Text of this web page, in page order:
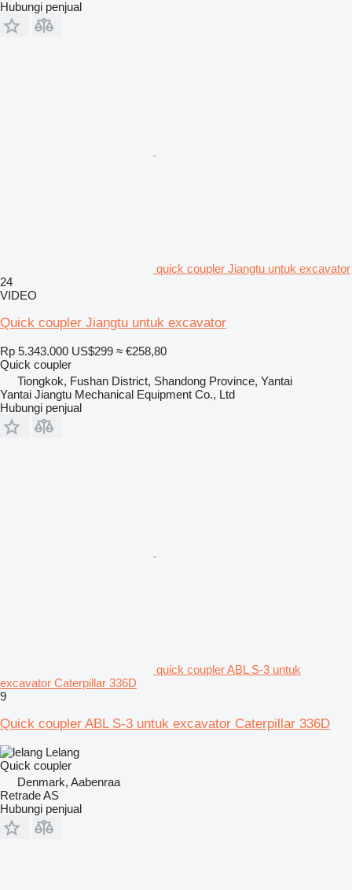
Hubungi penjual
quick coupler Jiangtu untuk excavator
24
VIDEO
Quick coupler Jiangtu untuk excavator
Rp 5.343.000 US$299 ≈ €258,80
Quick coupler
Tiongkok, Fushan District, Shandong Province, Yantai
Yantai Jiangtu Mechanical Equipment Co., Ltd
Hubungi penjual
quick coupler ABL S-3 untuk
excavator Caterpillar 336D
9
Quick coupler ABL S-3 untuk excavator Caterpillar 336D
Lelang
Quick coupler
Denmark, Aabenraa
Retrade AS
Hubungi penjual